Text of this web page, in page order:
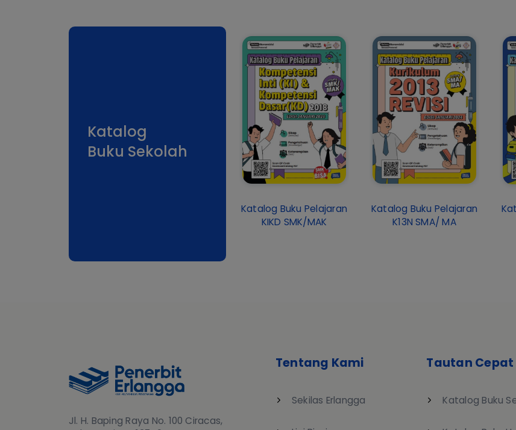
Katalog
Buku Sekolah
Katalog Buku Pelajaran
KIKD SMK/MAK
Katalog Buku Pelajaran
K13N SMA/ MA
Jl. H. Baping Raya No. 100 Ciracas,
Tentang Kami
Sekilas Erlangga
Tautan Cepat
Katalog Buku